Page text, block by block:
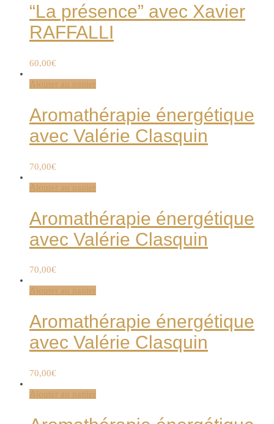
“La présence” avec Xavier
RAFFALLI
60,00€
Ajouter au panier
Aromathérapie énergétique
avec Valérie Clasquin
70,00€
Ajouter au panier
Aromathérapie énergétique
avec Valérie Clasquin
70,00€
Ajouter au panier
Aromathérapie énergétique
avec Valérie Clasquin
70,00€
Ajouter au panier